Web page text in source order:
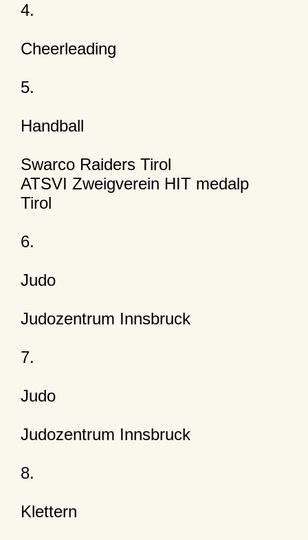
4.
Cheerleading
5.
Handball
Swarco Raiders Tirol
ATSVI Zweigverein HIT medalp
Tirol
6.
Judo
Judozentrum Innsbruck
7.
Judo
Judozentrum Innsbruck
8.
Klettern